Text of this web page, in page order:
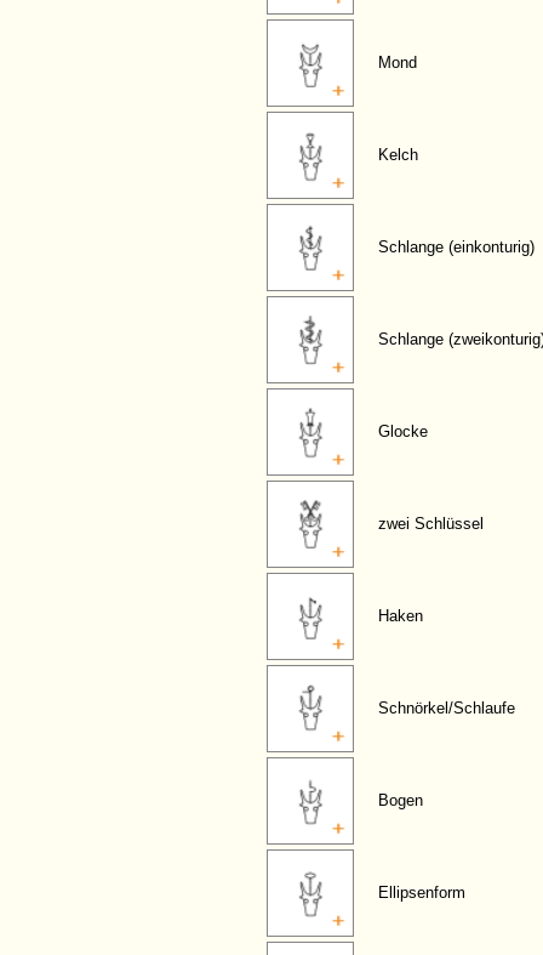
Mond
Kelch
Schlange (einkonturig)
Schlange
Glocke
zwei Schlüssel
Haken
Schnörkel/Schlaufe
Bogen
Ellipsenform